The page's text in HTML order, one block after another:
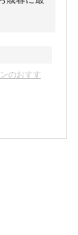
のおすす